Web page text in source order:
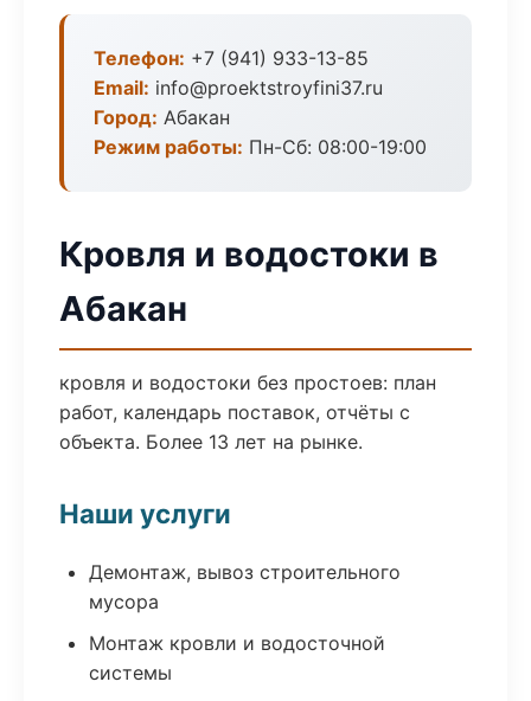
Телефон: +7 (941) 933-13-85
Email: info@proektstroyfini37.ru
Город: Абакан
Режим работы: Пн-Сб: 08:00-19:00
Кровля и водостоки в
Абакан
кровля и водостоки без простоев: план
работ, календарь поставок, отчёты с
объекта. Более 13 лет на рынке.
Наши услуги
Демонтаж, вывоз строительного
мусора
Монтаж кровли и водосточной
системы